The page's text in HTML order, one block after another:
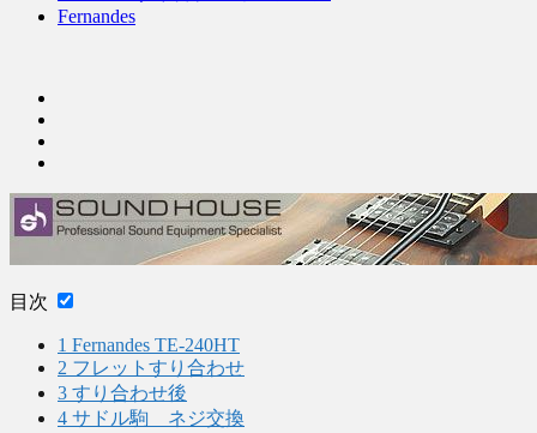
Fernandes
目次
1 Fernandes TE-240HT
2 フレットすり合わせ
3 すり合わせ後
4 サドル駒 ネジ交換